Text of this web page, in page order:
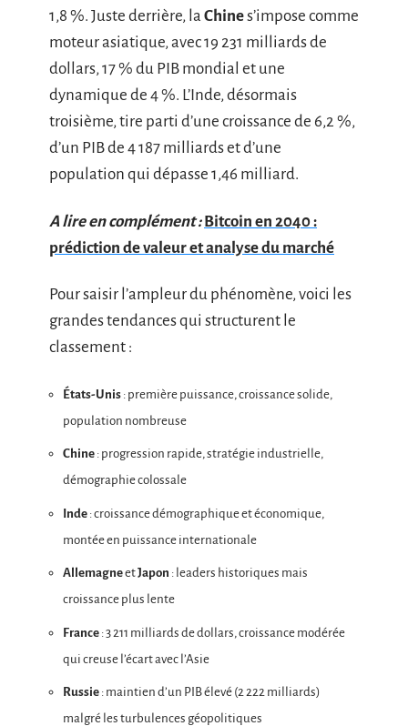
1,8 %. Juste derrière, la Chines’impose comme
moteur asiatique, avec 19 231 milliards de
dollars, 17 % du PIB mondial et une
dynamique de 4 %. L’Inde, désormais
troisième, tire parti d’une croissance de 6,2 %,
d’un PIB de 4 187 milliards et d’une
population qui dépasse 1,46 milliard.
A lire en complément : Bitcoin en 2040 :
prédiction de valeur et analyse du marché
Pour saisir l’ampleur du phénomène, voici les
grandes tendances qui structurent le
classement :
États-Unis : première puissance, croissance solide,
population nombreuse
Chine : progression rapide, stratégie industrielle,
démographie colossale
Inde : croissance démographique et économique,
montée en puissance internationale
AllemagneetJapon : leaders historiques mais
croissance plus lente
France : 3 211 milliards de dollars, croissance modérée
qui creuse l’écart avec l’Asie
Russie : maintien d’un PIB élevé (2 222 milliards)
malgré les turbulences géopolitiques